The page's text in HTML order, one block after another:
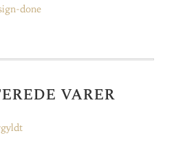
done
varer